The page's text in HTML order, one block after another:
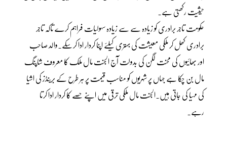
حیثیت رکھتی ہے۔
حکومت تاجر برادری کو زیادہ سے سے زیادہ سہولیات فراہم کرے تاکہ تاجر
برادری کھل کر ملکی معیشت کی بہتری کیلئے اپنا کردار ادا کرسکے۔والد صاحب
اور بھائیوں کی محنت لگن کی بدولت آج الجنت مال ملک کا معروف شاپنگ
مال بن چکا ہے جہاں پر شہریوں کو مناسب قیمت پر ہر طرح کے برینڈز کی اشیا
کی مہیا کی جاتی ہیں۔الجنت مال ملکی ترقی میں اپنے حصے کا کردار ادا کرتا
رہے۔